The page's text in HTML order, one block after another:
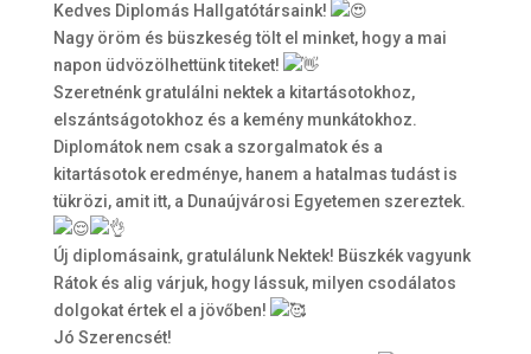
Kedves Diplomás Hallgatótársaink!
Nagy öröm és büszkeség tölt el minket, hogy a mai
napon üdvözölhettünk titeket!
Szeretnénk gratulálni nektek a kitartásotokhoz,
elszántságotokhoz és a kemény munkátokhoz.
Diplomátok nem csak a szorgalmatok és a
kitartásotok eredménye, hanem a hatalmas tudást is
tükrözi, amit itt, a Dunaújvárosi Egyetemen szereztek.
Új diplomásaink, gratulálunk Nektek! Büszkék vagyunk
Rátok és alig várjuk, hogy lássuk, milyen csodálatos
dolgokat értek el a jövőben!
Jó Szerencsét!